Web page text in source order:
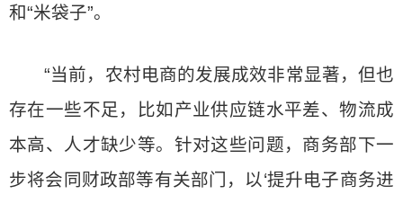
和“米袋子”。
“当前，农村电商的发展成效非常显著，但也
存在一些不足，比如产业供应链水平差、物流成
本高、人才缺少等。针对这些问题，商务部下一
步将会同财政部等有关部门，以‘提升电子商务进